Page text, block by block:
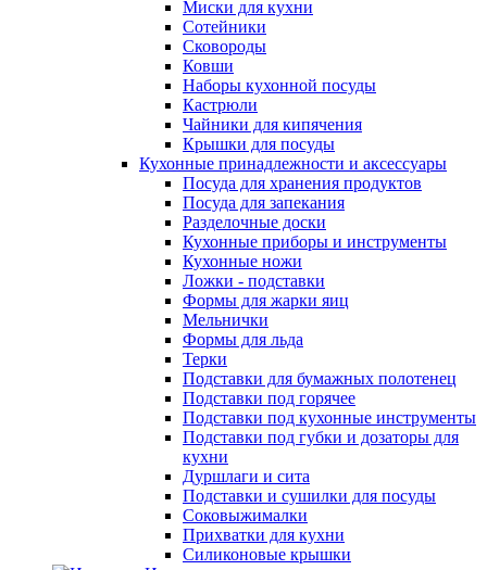
Миски для кухни
Сотейники
Сковороды
Ковши
Наборы кухонной посуды
Кастрюли
Чайники для кипячения
Крышки для посуды
Кухонные принадлежности и аксессуары
Посуда для хранения продуктов
Посуда для запекания
Разделочные доски
Кухонные приборы и инструменты
Кухонные ножи
Ложки - подставки
Формы для жарки яиц
Мельнички
Формы для льда
Терки
Подставки для бумажных полотенец
Подставки под горячее
Подставки под кухонные инструменты
Подставки под губки и дозаторы для
кухни
Дуршлаги и сита
Подставки и сушилки для посуды
Соковыжималки
Прихватки для кухни
Силиконовые крышки